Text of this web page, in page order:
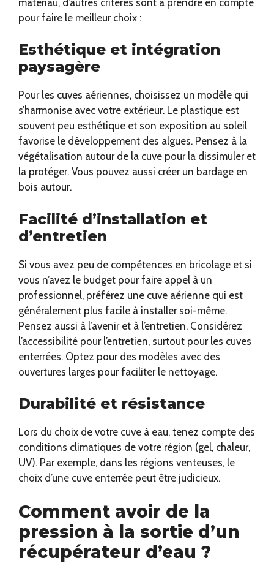
pour faire le meilleur choix :
Esthétique et intégration
paysagère
Pour les cuves aériennes, choisissez un modèle qui
s’harmonise avec votre extérieur. Le plastique est
souvent peu esthétique et son exposition au soleil
favorise le développement des algues. Pensez à la
végétalisation autour de la cuve pour la dissimuler et
la protéger. Vous pouvez aussi créer un bardage en
bois autour.
Facilité d’installation et
d’entretien
Si vous avez peu de compétences en bricolage et si
vous n’avez le budget pour faire appel à un
professionnel, préférez une cuve aérienne qui est
généralement plus facile à installer soi-même.
Pensez aussi à l’avenir et à l’entretien. Considérez
l’accessibilité pour l’entretien, surtout pour les cuves
enterrées. Optez pour des modèles avec des
ouvertures larges pour faciliter le nettoyage.
Durabilité et résistance
Lors du choix de votre cuve à eau, tenez compte des
conditions climatiques de votre région (gel, chaleur,
UV). Par exemple, dans les régions venteuses, le
choix d’une cuve enterrée peut être judicieux.
Comment avoir de la
pression à la sortie d’un
récupérateur d’eau ?